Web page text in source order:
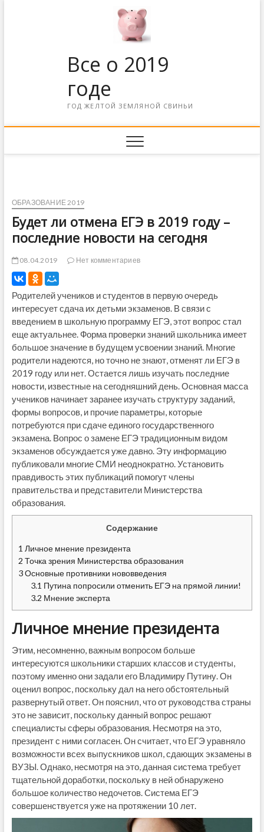
Все о 2019
годе
ГОД ЖЕЛТОЙ ЗЕМЛЯНОЙ СВИНЬИ
ОБРАЗОВАНИЕ 2019
Будет ли отмена ЕГЭ в 2019 году –
последние новости на сегодня
08.04.2019 Нет комментариев
Родителей учеников и студентов в первую очередь
интересует сдача их детьми экзаменов. В связи с
введением в школьную программу ЕГЭ, этот вопрос стал
еще актуальнее. Форма проверки знаний школьника имеет
большое значение в будущем усвоении знаний. Многие
родители надеются, но точно не знают, отменят ли ЕГЭ в
2019 году или нет. Остается лишь изучать последние
новости, известные на сегодняшний день. Основная масса
учеников начинает заранее изучать структуру заданий,
формы вопросов, и прочие параметры, которые
потребуются при сдаче единого государственного
экзамена. Вопрос о замене ЕГЭ традиционным видом
экзаменов обсуждается уже давно. Эту информацию
публиковали многие СМИ неоднократно. Установить
правдивость этих публикаций помогут члены
правительства и представители Министерства
образования.
Содержание
1 Личное мнение президента
2 Точка зрения Министерства образования
3Основные противники нововведения
3.1 Путина попросили отменить ЕГЭ на прямой линии!
3.2 Мнение эксперта
Личное мнение президента
Этим, несомненно, важным вопросом больше
интересуются школьники старших классов и студенты,
поэтому именно они задали его Владимиру Путину. Он
оценил вопрос, поскольку дал на него обстоятельный
развернутый ответ. Он пояснил, что от руководства страны
это не зависит, поскольку данный вопрос решают
специалисты сферы образования. Несмотря на это,
президент с ними согласен. Он считает, что ЕГЭ уравняло
возможности всех выпускников школ, сдающих экзамены в
ВУЗЫ. Однако, несмотря на это, данная система требует
тщательной доработки, поскольку в ней обнаружено
большое количество недочетов. Система ЕГЭ
совершенствуется уже на протяжении 10 лет.